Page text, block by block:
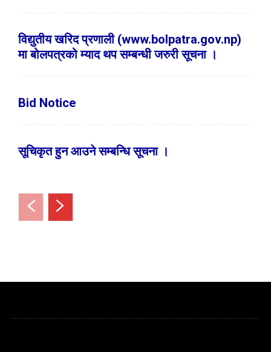
विद्युतीय खरिद प्रणाली (www.bolpatra.gov.np)
मा बोलपत्रको म्याद थप सम्बन्धी जरुरी सूचना ।
Bid Notice
सूचिकृत हुन आउने सम्बन्धि सूचना ।